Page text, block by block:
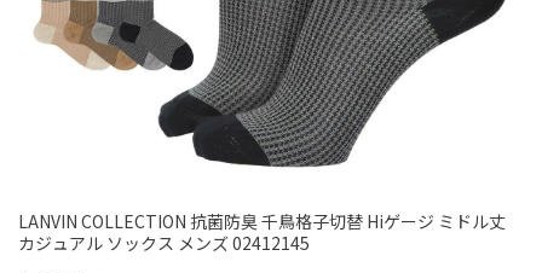
LANVIN COLLECTION 抗菌防臭 千鳥格子切替 Hiゲージ ミドル丈
カジュアル ソックス メンズ 02412145